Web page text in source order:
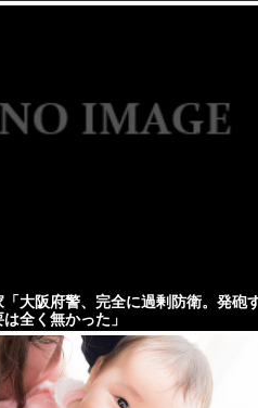
「大阪府警、完全に過剰防衛。発砲
全く無かった」